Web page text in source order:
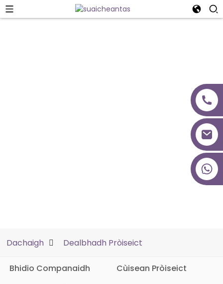
Dealbhadh Pròiseict
Dachaigh Dealbhadh Pròiseict
Bhidio Companaidh
Cùisean Pròiseict